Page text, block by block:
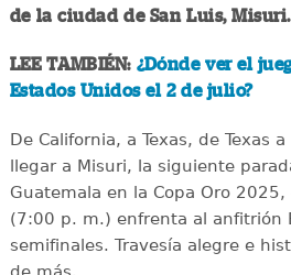
de la ciudad de San Luis, Misuri.
LEE TAMBIÉN: ¿Dónde ver el
Estados Unidos el 2 de julio?
De California, a Texas, de Texas
llegar a Misuri, la siguiente
Guatemala en la Copa Oro
(7:00 p. m.) enfrenta al anfitrión
semifinales. Travesía alegre e